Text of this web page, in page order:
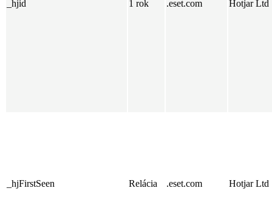
_hjid 1 rok .eset.com Hotjar Ltd
_hjFirstSeen Relácia .eset.com Hotjar Ltd